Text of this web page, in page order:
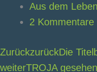
Aus dem Leben
2 Kommentare
ZurückzurückDie
weiterTROJA